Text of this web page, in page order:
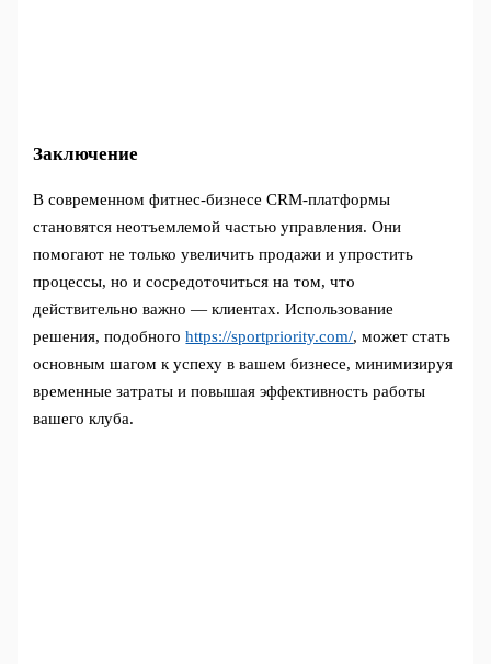
Заключение
В современном фитнес-бизнесе CRM-платформы
становятся неотъемлемой частью управления. Они
помогают не только увеличить продажи и упростить
процессы, но и сосредоточиться на том, что
действительно важно — клиентах. Использование
решения, подобногоhttps://sportpriority.com/, может стать
основным шагом к успеху в вашем бизнесе, минимизируя
временные затраты и повышая эффективность работы
вашего клуба.